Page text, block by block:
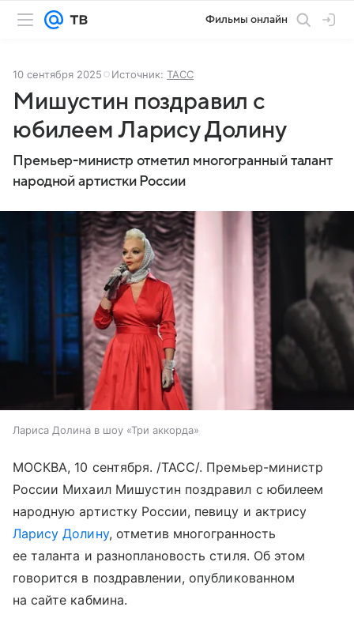
Фильмы онлайн
10 сентября 2025 Источник: ТАСС
Мишустин поздравил с
юбилеем Ларису Долину
Премьер-министр отметил многогранный талант
народной артистки России
Лариса Долина в шоу «Три аккорда»
МОСКВА, 10 сентября. /ТАСС/. Премьер-министр
России Михаил Мишустин поздравил с юбилеем
народную артистку России, певицу и актрису
Ларису Долину, отметив многогранность
ее таланта и разноплановость стиля. Об этом
говорится в поздравлении, опубликованном
на сайте кабмина.